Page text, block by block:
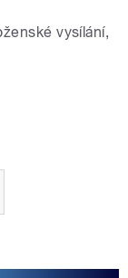
vysílání,